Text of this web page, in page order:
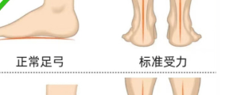
한국어
Português